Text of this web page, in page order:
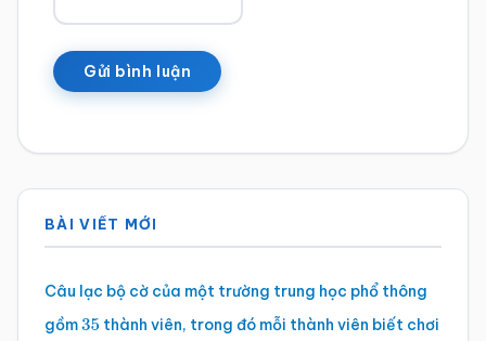
Sidebar
chính
BÀI VIẾT MỚI
Câu lạc bộ cờ của một trường trung học phổ thông
gồm35 thành viên, trong đó mỗi thành viên biết chơi